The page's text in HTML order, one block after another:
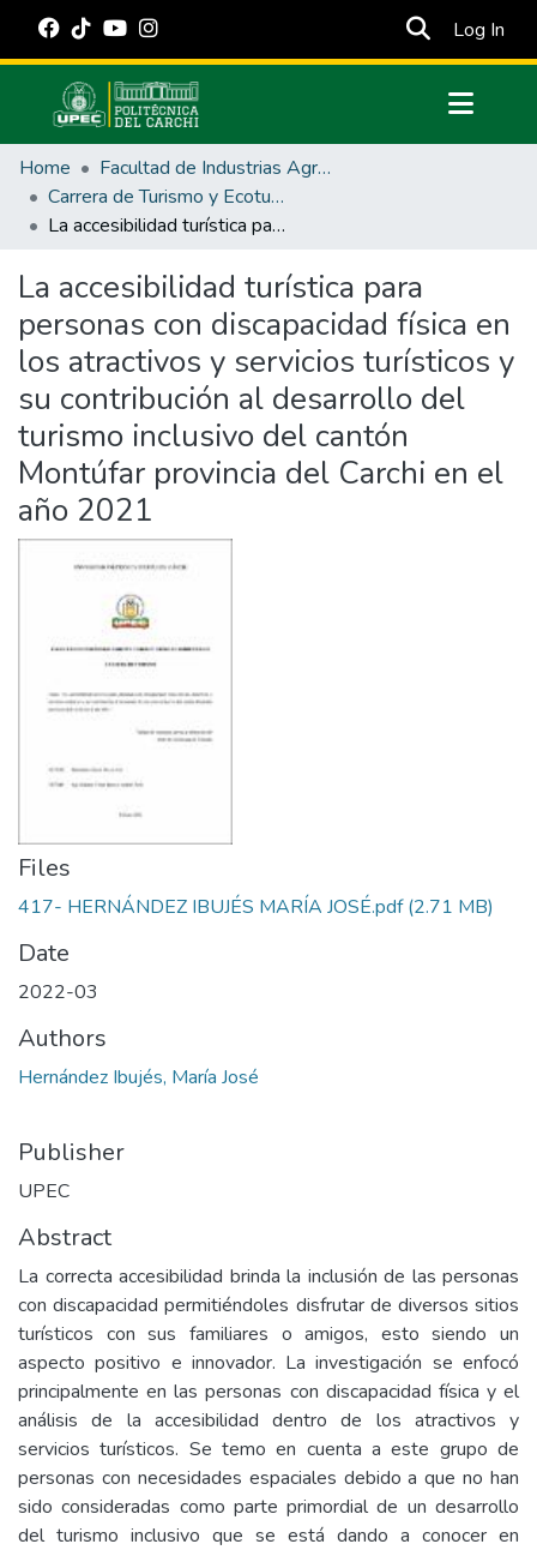
Log In
Communities & Collections
All of DSpace
Statistics
Estadísticas Externas
Manuales
Home
Facultad de Industrias Agropecuarias y Ciencias Ambientales
Carrera de Turismo y Ecoturimo
La accesibilidad turística para personas con discapacidad física en los atractivos y servicios turísticos y su contribución al desarrollo del turismo inclusivo del cantón Montúfar provincia del Carchi en el año 2021
La accesibilidad turística para
personas con discapacidad física en
los atractivos y servicios turísticos y
su contribución al desarrollo del
turismo inclusivo del cantón
Montúfar provincia del Carchi en el
año 2021
Files
417- HERNÁNDEZ IBUJÉS MARÍA JOSÉ.pdf(2.71 MB)
Date
2022-03
Authors
Hernández Ibujés, María José
Publisher
UPEC
Abstract
La correcta accesibilidad brinda la inclusión de las personas
con discapacidad permitiéndoles disfrutar de diversos sitios
turísticos con sus familiares o amigos, esto siendo un
aspecto positivo e innovador. La investigación se enfocó
principalmente en las personas con discapacidad física y el
análisis de la accesibilidad dentro de los atractivos y
servicios turísticos. Se temo en cuenta a este grupo de
personas con necesidades espaciales debido a que no han
sido consideradas como parte primordial de un desarrollo
del turismo inclusivo que se está dando a conocer en